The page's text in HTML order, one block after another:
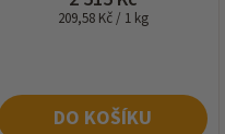
Měrná
209,58 Kč / 1 kg
DO KOŠÍKU